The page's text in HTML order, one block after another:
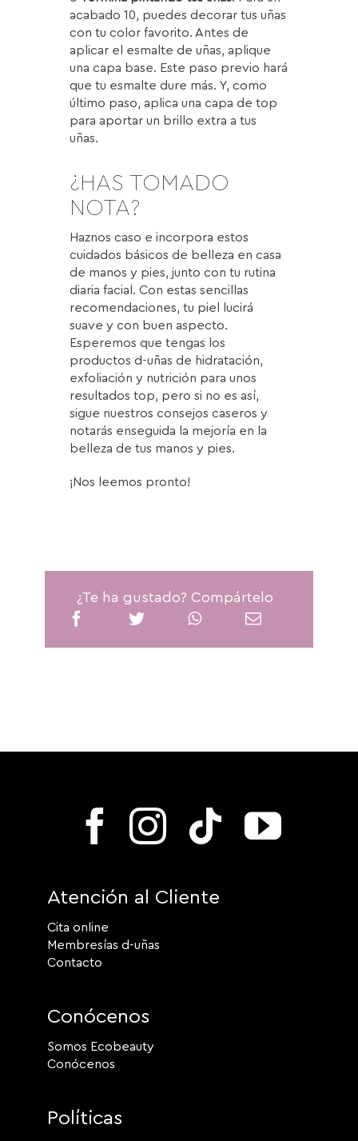
acabado 10, puedes decorar tus uñas
con tu color favorito. Antes de
aplicar el esmalte de uñas, aplique
una capa base. Este paso previo hará
que tu esmalte dure más. Y, como
último paso, aplica una capa de top
para aportar un brillo extra a tus
uñas.
¿HAS TOMADO
NOTA?
Haznos caso e incorpora estos
cuidados básicos de belleza en casa
de manos y pies, junto con tu rutina
diaria facial. Con estas sencillas
recomendaciones, tu piel lucirá
suave y con buen aspecto.
Esperemos que tengas los
productos d-uñas de hidratación,
exfoliación y nutrición para unos
resultados top, pero si no es así,
sigue nuestros consejos caseros y
notarás enseguida la mejoría en la
belleza de tus manos y pies.
¡Nos leemos pronto!
¿Te ha gustado? Compártelo
Atención al Cliente
Cita online
Membresías d-uñas
Contacto
Conócenos
Somos Ecobeauty
Conócenos
Políticas